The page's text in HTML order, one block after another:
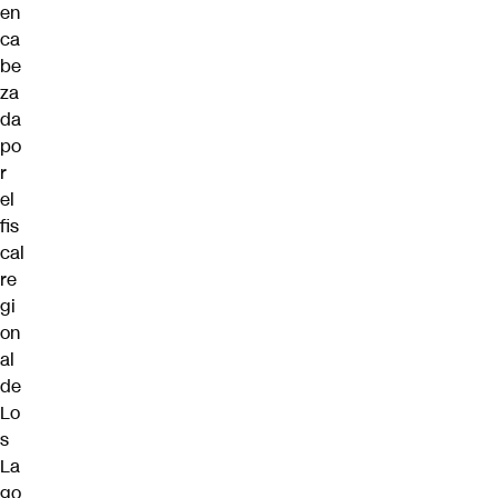
en
ca
be
za
da
po
r
el
fis
cal
re
gi
on
al
de
Lo
s
La
go